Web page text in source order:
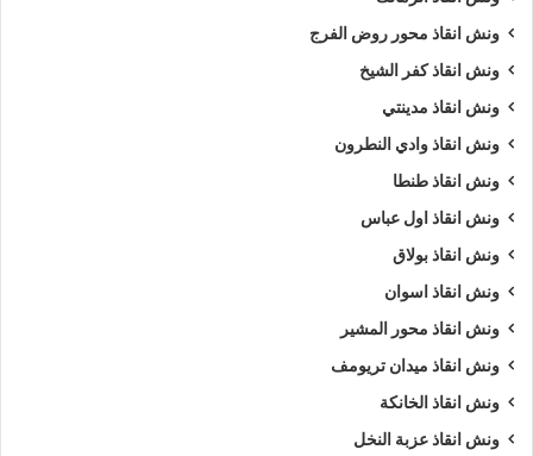
ونش انقاذ محور روض الفرج
ونش انقاذ كفر الشيخ
ونش انقاذ مدينتي
ونش انقاذ وادي النطرون
ونش انقاذ طنطا
ونش انقاذ اول عباس
ونش انقاذ بولاق
ونش انقاذ اسوان
ونش انقاذ محور المشير
ونش انقاذ ميدان تريومف
ونش انقاذ الخانكة
ونش انقاذ عزبة النخل